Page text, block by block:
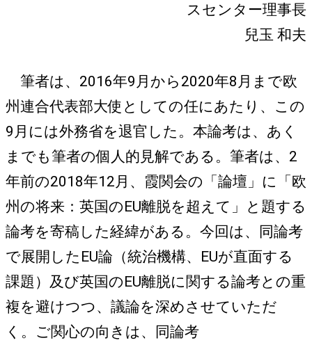
スセンター理事長
兒玉 和夫
筆者は、2016年9月から2020年8月まで欧
州連合代表部大使としての任にあたり、この
9月には外務省を退官した。本論考は、あく
までも筆者の個人的見解である。筆者は、2
年前の2018年12月、霞関会の「論壇」に「欧
州の将来：英国のEU離脱を超えて」と題する
論考を寄稿した経緯がある。今回は、同論考
で展開したEU論（統治機構、EUが直面する
課題）及び英国のEU離脱に関する論考との重
複を避けつつ、議論を深めさせていただ
く。ご関心の向きは、同論考